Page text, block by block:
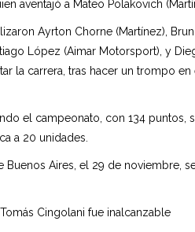
aventajó a Mateo Polakovich
Ayrton Chorne (Martínez),
López (Aimar Motorsport), y
la carrera, tras hacer un trompo
el campeonato, con 134 puntos,
a 20 unidades.
Buenos Aires, el 29 de noviembre,
Cingolani fue inalcanzable